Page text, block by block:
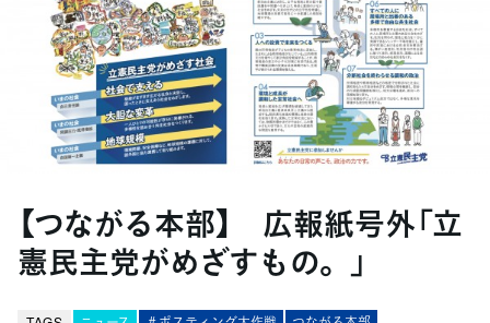
【つながる本部】 広報紙号外「立
憲民主党がめざすもの。」